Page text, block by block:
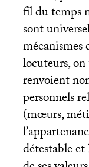
fil du temps
sont
mécanismes
locuteurs,
renvoient
personnels
(mœurs,
détestable